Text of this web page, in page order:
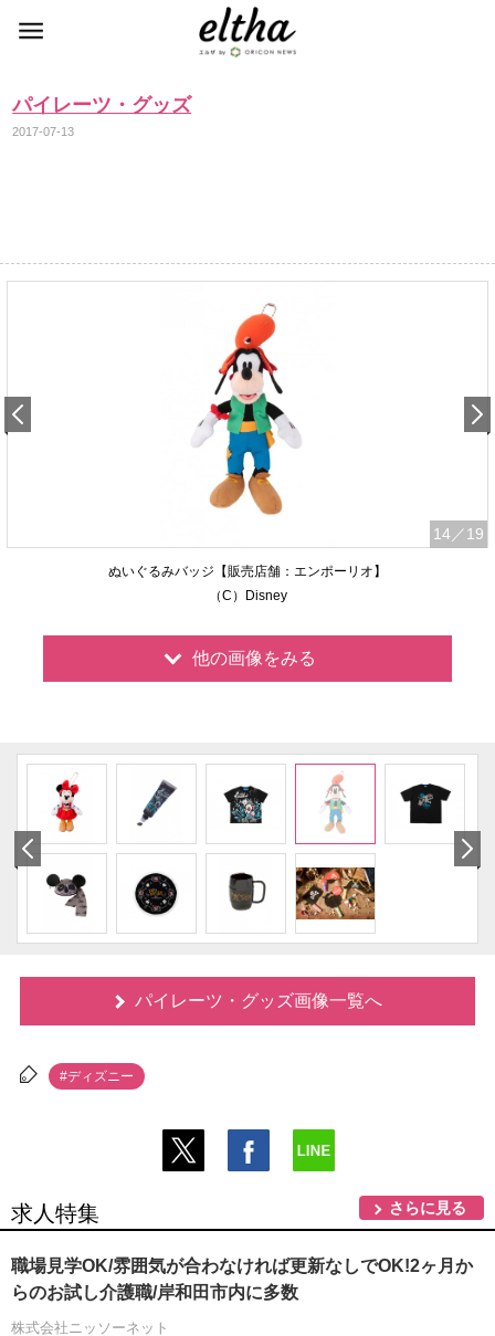
パイレーツ・グッズ
2017-07-13
14 ／19
ぬいぐるみバッジ【販売店舗：エンポーリオ】
（C）Disney
他の画像をみる
パイレーツ・グッズ画像一覧へ
#ディズニー
求人特集 さらに見る
職場見学OK/雰囲気が合わなければ更新なしでOK!2ヶ月か
らのお試し介護職/岸和田市内に多数
株式会社ニッソーネット